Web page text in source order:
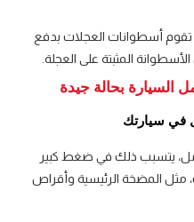
تقوم أسطوانات العجلات بدفع
المثبتة على العجلة.
السيارة بحالة جيدة
في سيارتك
يتسبب ذلك في ضغط كبير
مثل المضخة الرئيسية وأقراص